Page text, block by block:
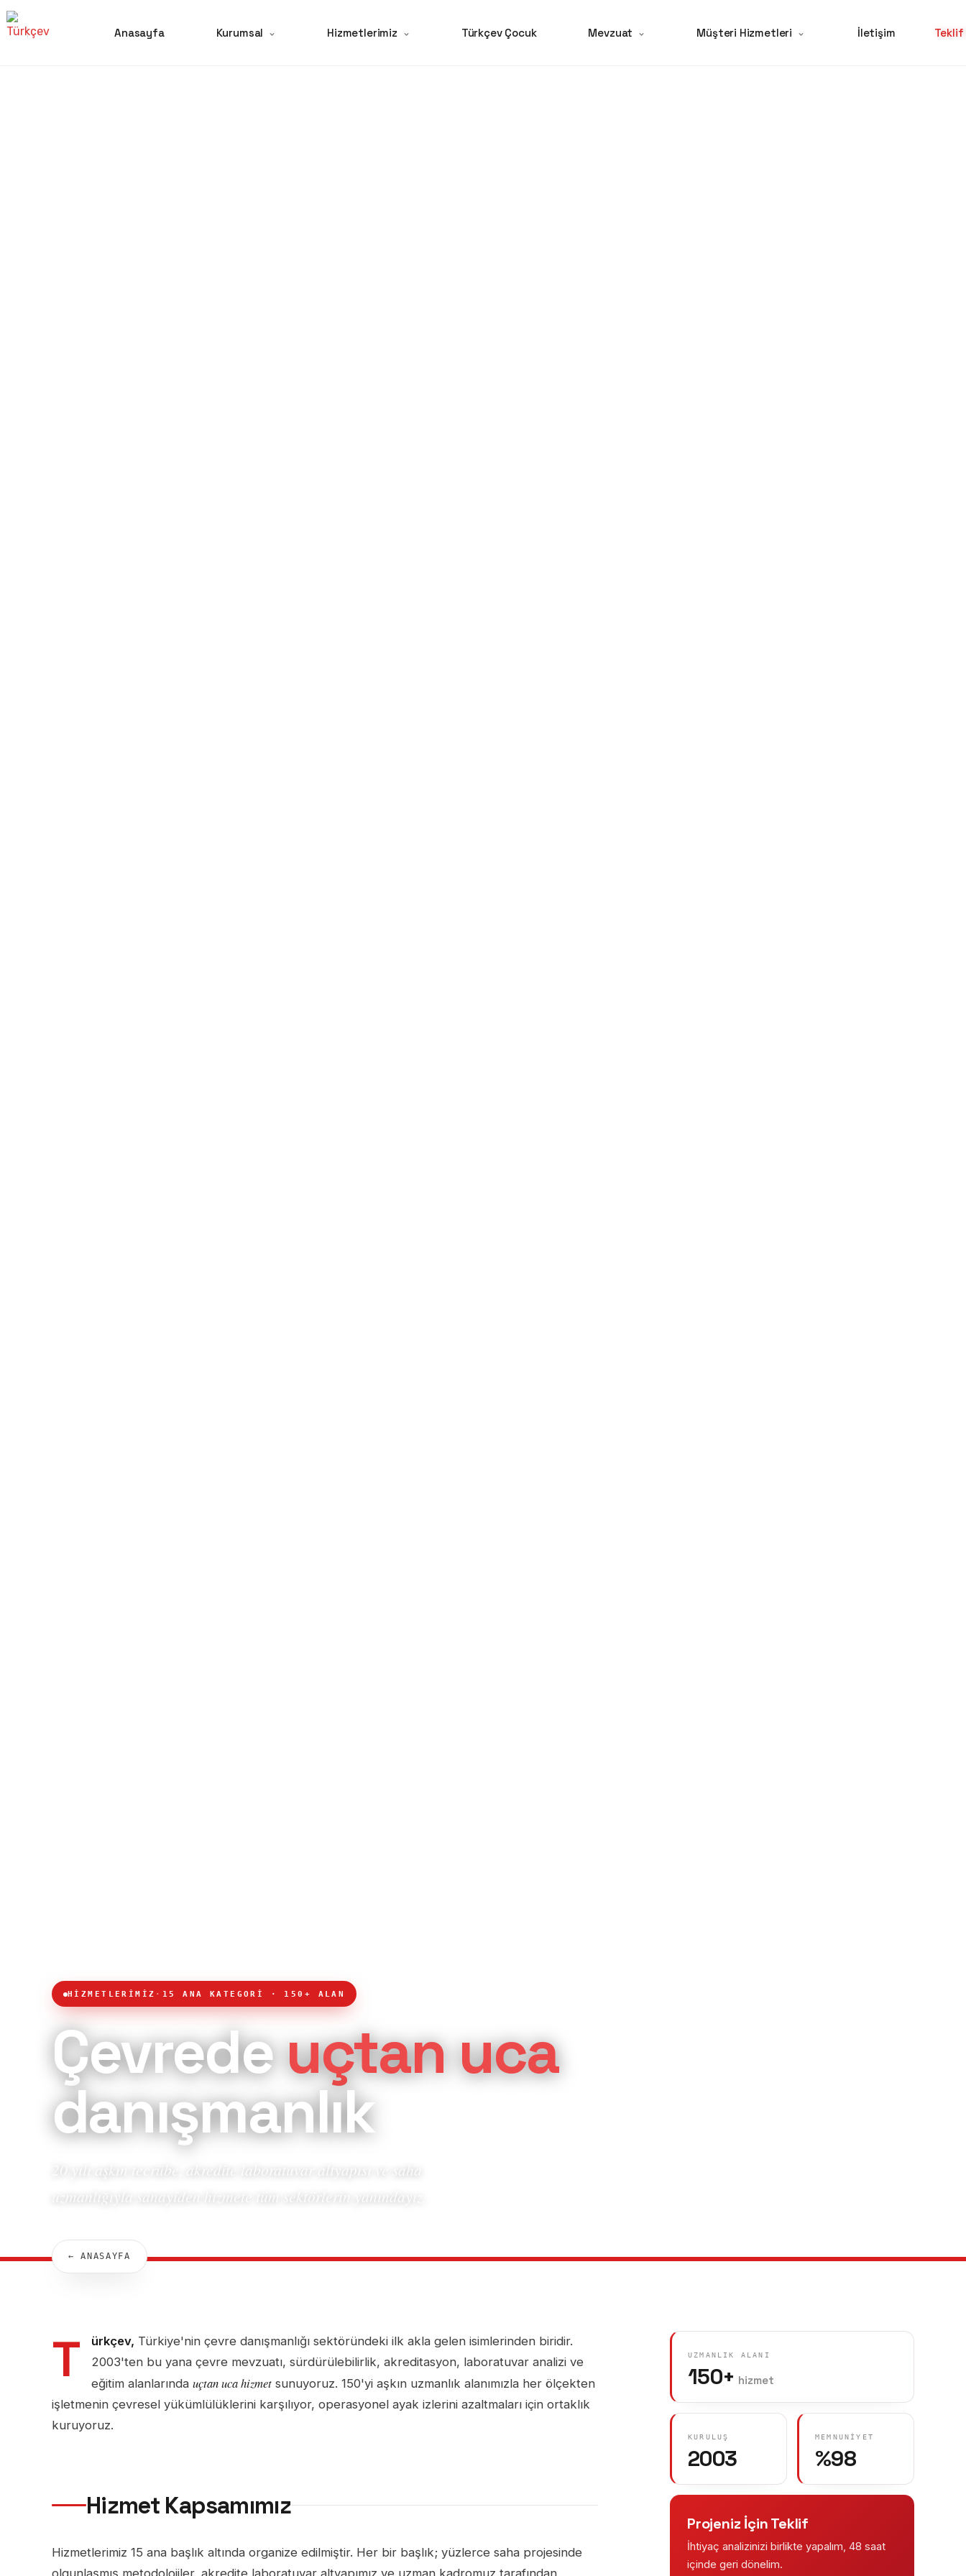
Anasayfa Kurumsal Hizmetlerimiz Türkçev Çocuk Mevzuat Müşteri Hizmetleri İletişim Teklif
HİZMETLERİMİZ · 15 ANA KATEGORİ · 150+ ALAN
Çevredeuçtan uca
danışmanlık
20 yılı aşkın tecrübe, akredite laboratuvar altyapısı ve saha
uzmanlığıyla sanayiden hizmete tüm sektörlerin yanındayız.
← ANASAYFA
T ürkçev, Türkiye'nin çevre danışmanlığı sektöründeki ilk akla gelen isimlerinden biridir.
2003'ten bu yana çevre mevzuatı, sürdürülebilirlik, akreditasyon, laboratuvar analizi ve
eğitim alanlarında uçtan uca hizmet sunuyoruz. 150'yi aşkın uzmanlık alanımızla her ölçekten
işletmenin çevresel yükümlülüklerini karşılıyor, operasyonel ayak izlerini azaltmaları için ortaklık
kuruyoruz.
Hizmet Kapsamımız
Hizmetlerimiz 15 ana başlık altında organize edilmiştir. Her bir başlık; yüzlerce saha projesinde
olgunlaşmış metodolojiler, akredite laboratuvar altyapımız ve uzman kadromuz tarafından
UZMANLIK ALANI
150+ hizmet
KURULUŞ
2003
MEMNUNIYET
%98
Projeniz İçin Teklif
İhtiyaç analizinizi birlikte yapalım, 48 saat
içinde geri dönelim.